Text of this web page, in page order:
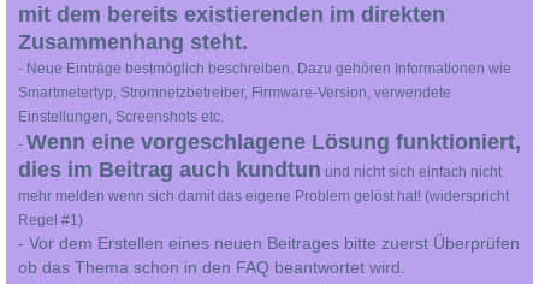
mit dem bereits existierenden im direkten
Zusammenhang steht.
- Neue Einträge bestmöglich beschreiben. Dazu gehören Informationen wie
Smartmetertyp, Stromnetzbetreiber, Firmware-Version, verwendete
Einstellungen, Screenshots etc.
- Wenn eine vorgeschlagene Lösung funktioniert,
dies im Beitrag auch kundtun und nicht sich einfach nicht
mehr melden wenn sich damit das eigene Problem gelöst hat! (widerspricht
Regel #1)
- Vor dem Erstellen eines neuen Beitrages bitte zuerst Überprüfen
ob das Thema schon in den FAQ beantwortet wird.